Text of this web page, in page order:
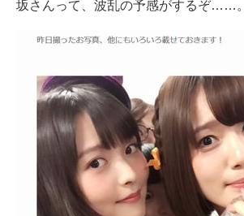
AI活用のいまが分かる
企業ITのトレンドを詳説
経営リーダーのコミュニティ
マーケ×ITの今がよく分かる
坂さんって、波乱の予感がするぞ……。